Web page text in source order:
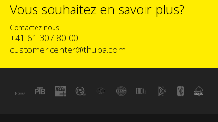
Vous souhaitez en savoir plus?
Contactez nous!
+41 61 307 80 00
customer.center@thuba.com